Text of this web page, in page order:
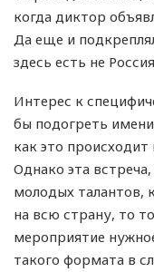
когда диктор
Да еще и
здесь есть не
Интерес к
бы подогреть
как это
Однако эта
молодых талантов,
на всю страну, то
мероприятие
такого формата в